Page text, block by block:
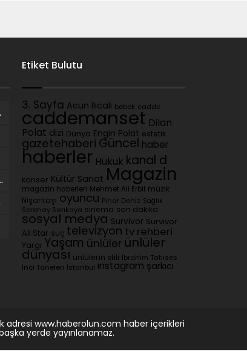
SAHNEDE
Kurtovic evlendi
Etiket Bulutu
3. Sayfa Acun Ilıcalı bebek cadde
caddemanset Dilan
Polat dizi Dünya Engin Polat estetik
gazetehaberi Güncel haber
haberler Hukuk kanal d
konser Kültür Sanat Magazin
magazin haberleri Mehmet Ali Erbil
müzik
Nişantaşı oyuncu Pınar Deniz Sağlık
Serenay Sarıkaya sinema son dakika
sosyal medya Survivor Survivor
All Star suç televizyon tv rehberi
Yargı Yaşam ünlüler ünlüler
dünyası ünlülerin stili İbrahim Tatlıses
İnci Taneleri İstanbul ınstagram şarkıcı
adresi www.haberolun.com haber içerikleri
yerde yayınlanamaz.